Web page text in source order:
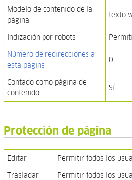
Modelo de contenido de la
página
texto
Indización por robots
Número de redirecciones a
esta página
0
Contado como página de
contenido
Sí
Protección de página
Editar
Permitir todos los
Trasladar
Permitir todos los